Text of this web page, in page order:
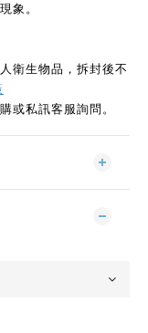
象。
衛生物品，拆封後不
或私訊客服詢問。